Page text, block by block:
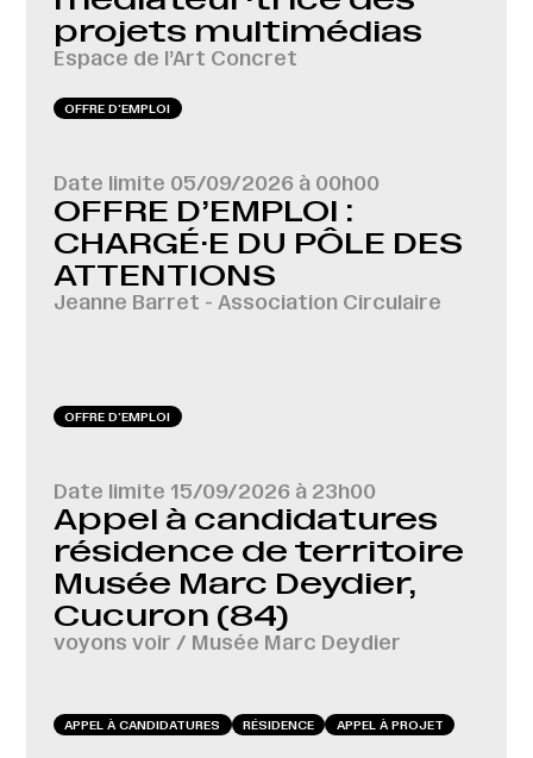
projets multimédias
Espace de l’Art Concret
OFFRE D‘EMPLOI
Date limite 05/09/2026 à 00h00
OFFRE D’EMPLOI :
CHARGÉ·E DU PÔLE DES
ATTENTIONS
Jeanne Barret - Association Circulaire
OFFRE D‘EMPLOI
Date limite 15/09/2026 à 23h00
Appel à candidatures
résidence de territoire
Musée Marc Deydier,
Cucuron (84)
voyons voir / Musée Marc Deydier
APPEL À CANDIDATURES RÉSIDENCE APPEL À PROJET